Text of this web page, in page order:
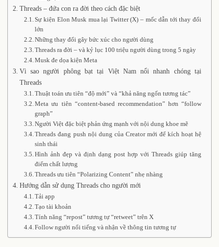
Threads – đứa con ra đời theo cách đặc biệt
Sự kiện Elon Musk mua lại Twitter (X) – mốc dẫn tới thay đổi
lớn
Những thay đổi gây bức xúc cho người dùng
Threads ra đời – và kỷ lục 100 triệu người dùng trong 5 ngày
Musk đe dọa kiện Meta
Vì sao người phông bạt tại Việt Nam nổi nhanh chóng tại
Threads
Thuật toán ưu tiên “độ mới” và “khả năng ngốn tương tác”
Meta ưu tiên “content-based recommendation” hơn “follow
graph”
Người Việt đặc biệt phản ứng mạnh với nội dung khoe mẽ
Threads đang push nội dung của Creator mới để kích hoạt hệ
sinh thái
Hình ảnh đẹp và định dạng post hợp với Threads giúp tăng
điểm chất lượng
Threads ưu tiên “Polarizing Content” nhẹ nhàng
Hướng dẫn sử dụng Threads cho người mới
Tải app
Tạo tài khoản
Tính năng “repost” tương tự “retweet” trên X
Follow người nổi tiếng và nhận về thông tin tương tự